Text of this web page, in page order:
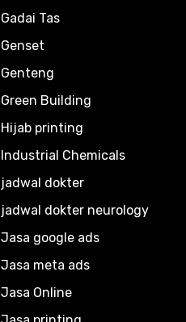
Gadai Tas
Genset
Genteng
Green Building
Hijab printing
Industrial Chemicals
jadwal dokter
jadwal dokter neurology
Jasa google ads
Jasa meta ads
Jasa Online